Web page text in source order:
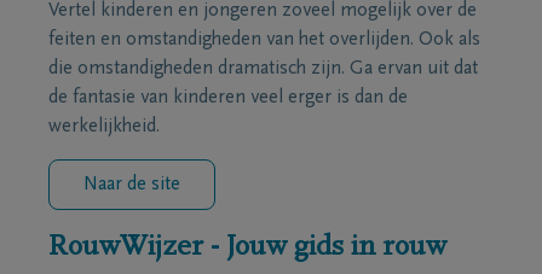
Vertel kinderen en jongeren zoveel mogelijk over de
feiten en omstandigheden van het overlijden. Ook als
die omstandigheden dramatisch zijn. Ga ervan uit dat
de fantasie van kinderen veel erger is dan de
werkelijkheid.
Naar de site
RouwWijzer - Jouw gids in rouw